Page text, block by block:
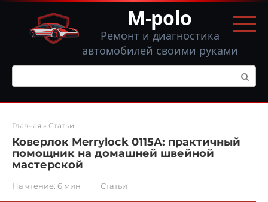
Перейти
контенту
M-polo
Ремонт и диагностика
автомобилей своими руками
Поиск:
Главная » Статьи
Коверлок Merrylock 0115A: практичный
помощник на домашней швейной
мастерской
На чтение: 6 мин Статьи